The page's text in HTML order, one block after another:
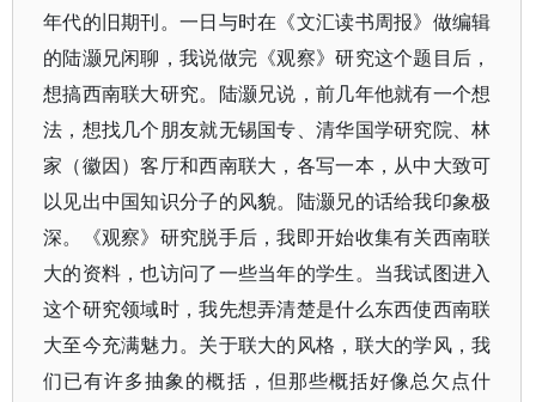
年代的旧期刊。一日与时在《文汇读书周报》做编辑
的陆灏兄闲聊，我说做完《观察》研究这个题目后，
想搞西南联大研究。陆灏兄说，前几年他就有一个想
法，想找几个朋友就无锡国专、清华国学研究院、林
家（徽因）客厅和西南联大，各写一本，从中大致可
以见出中国知识分子的风貌。陆灏兄的话给我印象极
深。《观察》研究脱手后，我即开始收集有关西南联
大的资料，也访问了一些当年的学生。当我试图进入
这个研究领域时，我先想弄清楚是什么东西使西南联
大至今充满魅力。关于联大的风格，联大的学风，我
们已有许多抽象的概括，但那些概括好像总欠点什